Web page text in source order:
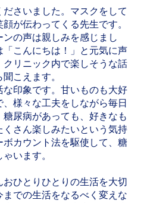
さいました。マスクをして
が伝わってくる先生です。
の声は親しみを感じまし
こんにちは！」と元気に声
リニック内で楽しそうな話
こえます。
印象です。甘いものも大好
様々な工夫をしながら毎日
尿病があっても、好きなも
さん楽しみたいという気持
カウント法を駆使して、糖
います。
ひとりひとりの生活を大切
での生活をなるべく変えな